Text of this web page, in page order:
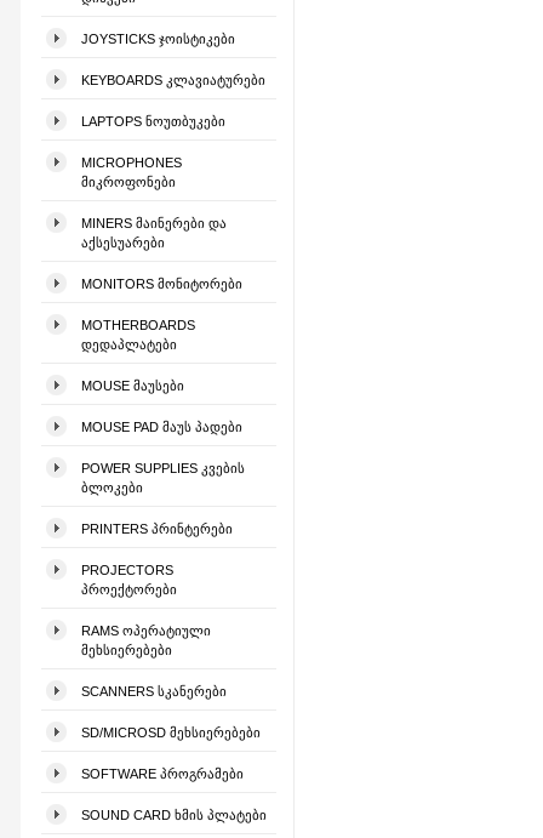
JOYSTICKS ᲯᲝᲘᲡᲢᲘᲙᲔᲑᲘ
KEYBOARDS ᲙᲚᲐᲕᲘᲐᲢᲣᲠᲔᲑᲘ
LAPTOPS ᲜᲝᲣᲗᲑᲣᲙᲔᲑᲘ
MICROPHONES
ᲛᲘᲙᲠᲝᲤᲝᲜᲔᲑᲘ
MINERS ᲛᲐᲘᲜᲔᲠᲔᲑᲘ ᲓᲐ
ᲐᲥᲡᲔᲡᲣᲐᲠᲔᲑᲘ
MONITORS ᲛᲝᲜᲘᲢᲝᲠᲔᲑᲘ
MOTHERBOARDS
ᲓᲔᲓᲐᲞᲚᲐᲢᲔᲑᲘ
MOUSE ᲛᲐᲣᲡᲔᲑᲘ
MOUSE PAD ᲛᲐᲣᲡ ᲞᲐᲓᲔᲑᲘ
POWER SUPPLIES ᲙᲕᲔᲑᲘᲡ
ᲑᲚᲝᲙᲔᲑᲘ
PRINTERS ᲞᲠᲘᲜᲢᲔᲠᲔᲑᲘ
PROJECTORS
ᲞᲠᲝᲔᲥᲢᲝᲠᲔᲑᲘ
RAMS ᲝᲞᲔᲠᲐᲢᲘᲣᲚᲘ
ᲛᲔᲮᲡᲘᲔᲠᲔᲑᲔᲑᲘ
SCANNERS ᲡᲙᲐᲜᲔᲠᲔᲑᲘ
SD/MICROSD ᲛᲔᲮᲡᲘᲔᲠᲔᲑᲔᲑᲘ
SOFTWARE ᲞᲠᲝᲒᲠᲐᲛᲔᲑᲘ
SOUND CARD ᲮᲛᲘᲡ ᲞᲚᲐᲢᲔᲑᲘ